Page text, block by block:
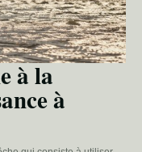
à la
à